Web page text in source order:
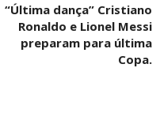
“Última dança” Cristiano
Ronaldo e Lionel Messi
preparam para última
Copa.